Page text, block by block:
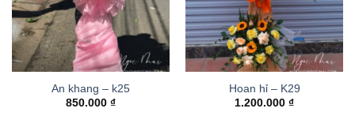
An khang – k25
850.000 ₫
Hoan hỉ – K29
1.200.000 ₫